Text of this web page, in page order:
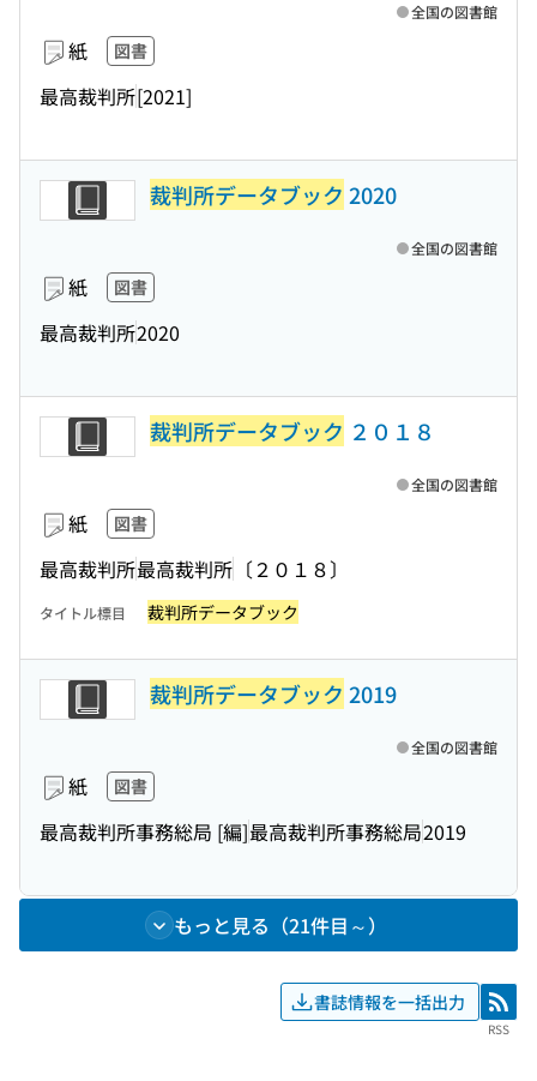
紙 図書
最高裁判所[2021]
全国の図書館
裁判所データブック 2020
紙 図書
最高裁判所2020
全国の図書館
裁判所データブック ２０１８
紙 図書
最高裁判所最高裁判所 〔２０１８〕
全国の図書館
タイトル標目 裁判所データブック
裁判所データブック 2019
紙 図書
最高裁判所事務総局 [編]最高裁判所事務総局2019
全国の図書館
もっと見る（21件目～）
書誌情報を一括出力 RSS
RSS